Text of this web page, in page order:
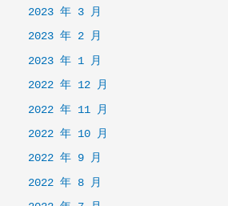
2023 年 3 月
2023 年 2 月
2023 年 1 月
2022 年 12 月
2022 年 11 月
2022 年 10 月
2022 年 9 月
2022 年 8 月